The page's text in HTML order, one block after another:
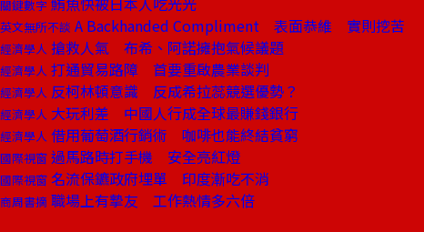
關鍵數字
英文無所不談 A Backhanded Compliment 表面恭維 實則挖苦
經濟學人 搶救人氣 布希、阿諾擁抱氣候議題
經濟學人 打通貿易路障 首要重啟農業談判
經濟學人 反柯林頓意識 反成希拉蕊競選優勢？
經濟學人 大玩利差 中國人行成全球最賺錢銀行
經濟學人 借用葡萄酒行銷術 咖啡也能終結貧窮
國際視窗 過馬路時打手機 安全亮紅燈
國際視窗 名流保鑣政府埋單 印度漸吃不消
商周書摘 職場上有摯友 工作熱情多六倍